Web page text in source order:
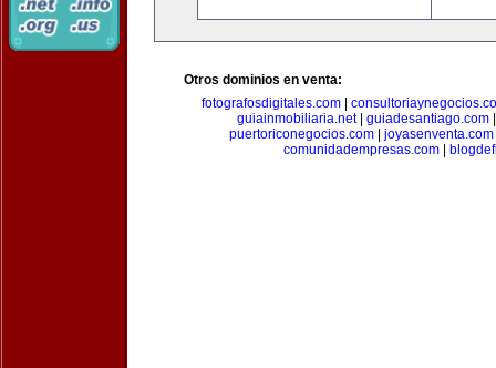
Otros dominios en venta:
fotografosdigitales.com
guiainmobiliaria.net| guiadesantiago.com
puertoriconegocios.com
joyasenventa.com
comunidadempresas.com